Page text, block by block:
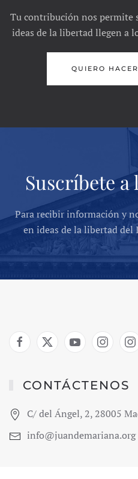
Tu contribución nos permite
ideas de la libertad llegen a
QUIERO
Suscríbete
Para recibir información y
en ideas de la libertad
CONTÁCTENOS
C/ del Ángel, 2, 28005
info@juandemariana.org